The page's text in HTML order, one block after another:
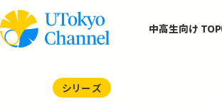
中高生向け TOP
シリーズ